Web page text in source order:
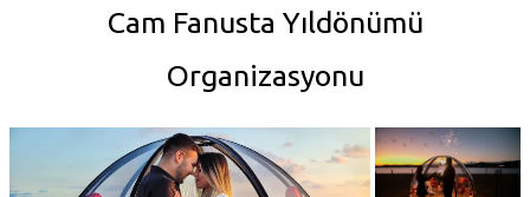
Cam Fanusta Yıldönümü
Organizasyonu